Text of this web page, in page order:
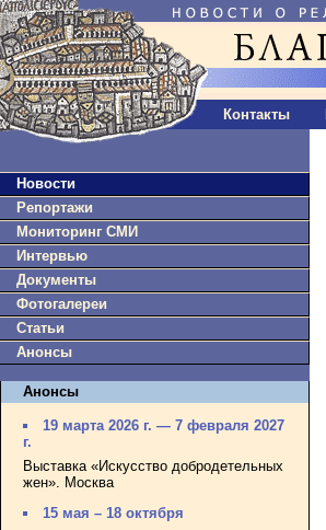
Контакты
Новости
Репортажи
Мониторинг СМИ
Интервью
Документы
Фотогалереи
Статьи
Анонсы
Анонсы
19 марта 2026 г. — 7 февраля 2027
г.
Выставка «Искусство добродетельных
жен». Москва
15 мая – 18 октября